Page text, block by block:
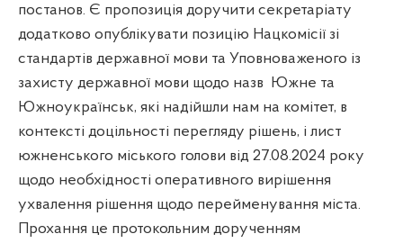
постанов. Є пропозиція доручити секретаріату
додатково опублікувати позицію Нацкомісії зі
стандартів державної мови та Уповноваженого із
захисту державної мови щодо назв
Южне та
Южноукраїнськ, які надійшли нам на комітет, в
контексті доцільності перегляду рішень, і лист
южненського міського голови від 27.08.2024 року
щодо необхідності оперативного вирішення
ухвалення рішення щодо перейменування міста.
Прохання це протокольним дорученням